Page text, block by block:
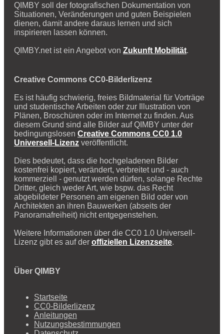
QIMBY soll der fotografischen Dokumentation von
Situationen, Veränderungen und guten Beispielen
dienen, damit andere daraus lernen und sich
inspirieren lassen können.
QIMBY.net ist ein Angebot von Zukunft Mobilität.
Creative Commons CC0-Bilderlizenz
Es ist häufig schwierig, freies Bildmaterial für Vorträge
und studentische Arbeiten oder zur Illustration von
Plänen, Broschüren oder im Internet zu finden. Aus
diesem Grund sind alle Bilder auf QIMBY unter der
bedingungslosen Creative Commons CC0 1.0
Universell-Lizenz veröffentlicht.
Dies bedeutet, dass die hochgeladenen Bilder
kostenfrei kopiert, verändert, verbreitet und - auch
kommerziell - genutzt werden dürfen, solange Rechte
Dritter, gleich weder Art, wie bspw. das Recht
abgebildeter Personen am eigenen Bild oder von
Architekten an ihren Bauwerken (abseits der
Panoramafreiheit) nicht entgegenstehen.
Weitere Informationen über die CC0 1.0 Universell-
Lizenz gibt es auf der offiziellen Lizenzseite.
Über QIMBY
Startseite
CC0-Bilderlizenz
Anleitungen
Nutzungsbestimmungen